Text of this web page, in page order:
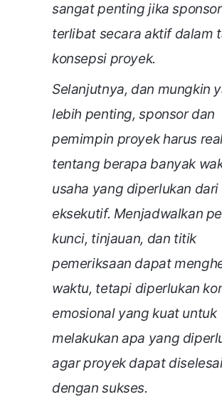
sangat penting jika
terlibat secara aktif dalam
konsepsi proyek.
Selanjutnya, dan mungkin
lebih penting, sponsor dan
pemimpin proyek harus
tentang berapa banyak
usaha yang diperlukan
eksekutif. Menjadwalkan
kunci, tinjauan, dan titik
pemeriksaan dapat
waktu, tetapi diperlukan
emosional yang kuat untuk
melakukan apa yang
agar proyek dapat
dengan sukses.